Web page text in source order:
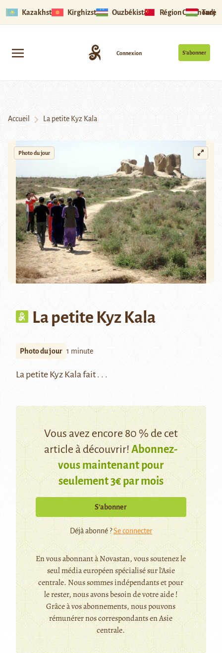
Kazakhstan Kirghizstan Ouzbékistan Région Ouïghoure
S’abonner
Connexion
Accueil La petite Kyz Kala
Photo du jour
La petite Kyz Kala
Photo du jour 1 minute
La petite Kyz Kala fait . . .
Vous avez encore 80 % de cet
article à découvrir!Abonnez-
vous maintenant pour
seulement 3€ par mois
S’abonner
Déjà abonné ?Se connecter
En vous abonnant à Novastan, vous soutenez le
seul média européen spécialisé sur l'Asie
centrale. Nous sommes indépendants et pour
le rester, nous avons besoin de votre aide !
Grâce à vos abonnements, nous pouvons
rémunérer nos correspondants en Asie
centrale.